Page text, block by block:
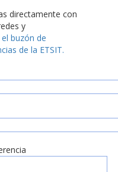
directamente con
y
el buzón de
de la ETSIT.